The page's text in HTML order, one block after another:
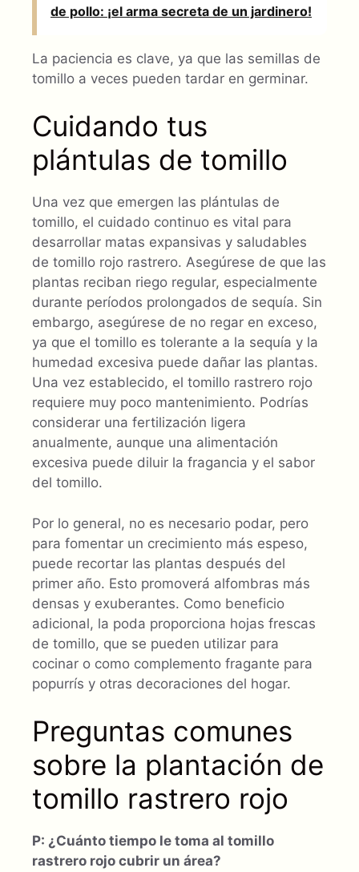
de pollo: ¡el arma secreta de un jardinero!
La paciencia es clave, ya que las semillas de
tomillo a veces pueden tardar en germinar.
Cuidando tus
plántulas de tomillo
Una vez que emergen las plántulas de
tomillo, el cuidado continuo es vital para
desarrollar matas expansivas y saludables
de tomillo rojo rastrero. Asegúrese de que las
plantas reciban riego regular, especialmente
durante períodos prolongados de sequía. Sin
embargo, asegúrese de no regar en exceso,
ya que el tomillo es tolerante a la sequía y la
humedad excesiva puede dañar las plantas.
Una vez establecido, el tomillo rastrero rojo
requiere muy poco mantenimiento. Podrías
considerar una fertilización ligera
anualmente, aunque una alimentación
excesiva puede diluir la fragancia y el sabor
del tomillo.
Por lo general, no es necesario podar, pero
para fomentar un crecimiento más espeso,
puede recortar las plantas después del
primer año. Esto promoverá alfombras más
densas y exuberantes. Como beneficio
adicional, la poda proporciona hojas frescas
de tomillo, que se pueden utilizar para
cocinar o como complemento fragante para
popurrís y otras decoraciones del hogar.
Preguntas comunes
sobre la plantación de
tomillo rastrero rojo
P: ¿Cuánto tiempo le toma al tomillo
rastrero rojo cubrir un área?